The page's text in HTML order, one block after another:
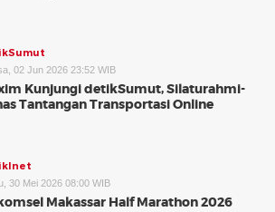
02 Jun 2026 23:52 WIB
Kunjungi detikSumut, Silaturahmi-
Tantangan Transportasi Online
30 Mei 2026 08:00 WIB
Makassar Half Marathon 2026